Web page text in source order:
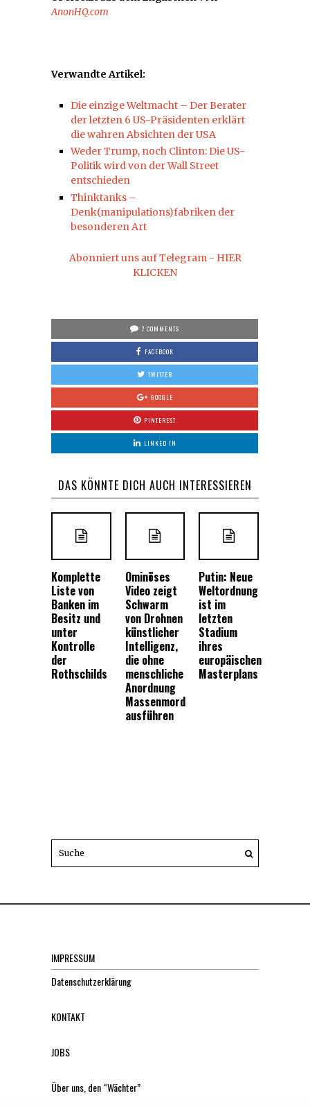
AnonHQ.com
Verwandte Artikel:
Die einzige Weltmacht – Der Berater
der letzten 6 US-Präsidenten erklärt
die wahren Absichten der USA
Weder Trump, noch Clinton: Die US-
Politik wird von der Wall Street
entschieden
Thinktanks –
Denk(manipulations)fabriken der
besonderen Art
Abonniert uns auf Telegram - HIER
KLICKEN
7 COMMENTS
FACEBOOK
TWITTER
GOOGLE
PINTEREST
LINKED IN
DAS KÖNNTE DICH AUCH INTERESSIEREN
Komplette
Liste von
Banken im
Besitz und
unter
Kontrolle
der
Rothschilds
Ominöses
Video zeigt
Schwarm
von Drohnen
künstlicher
Intelligenz,
die ohne
menschliche
Anordnung
Massenmord
ausführen
Putin: Neue
Weltordnung
ist im
letzten
Stadium
ihres
europäischen
Masterplans
IMPRESSUM
Datenschutzerklärung
KONTAKT
JOBS
Über uns, den “Wächter”